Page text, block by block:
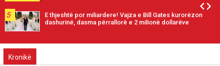
5
E thjeshtë por miliardere! Vajza e Bill Gates kurorëzon
dashurinë, dasma përrallorë e 2 milionë dollarëve
Kronikë